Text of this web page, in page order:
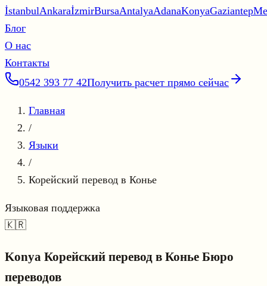
İstanbulAnkaraİzmirBursaAntalyaAdanaKonyaGaziantep
Блог
О нас
Контакты
0542 393 77 42Получить расчет прямо сейчас
Главная
/
Языки
/
Корейский перевод в Конье
Языковая поддержка
🇰🇷
Konya Корейский перевод в Конье Бюро
переводов